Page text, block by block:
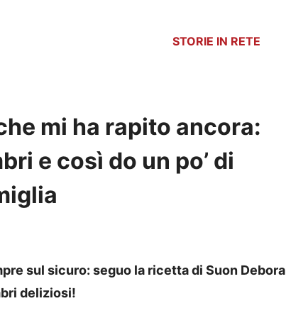
STORIE IN RETE
mi ha rapito ancora:
e così do un po’ di
sul sicuro: seguo la ricetta di Suon Debora
deliziosi!